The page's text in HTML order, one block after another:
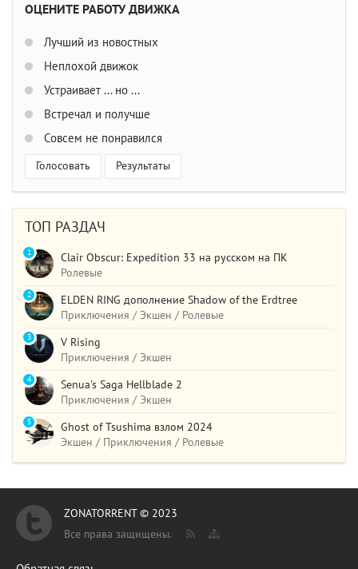
ОЦЕНИТЕ РАБОТУ ДВИЖКА
Лучший из новостных
Неплохой движок
Устраивает ... но ...
Встречал и получше
Совсем не понравился
Голосовать Результаты
ТОП РАЗДАЧ
Clair Obscur: Expedition 33 на русском на ПК
Ролевые
1
ELDEN RING дополнение Shadow of the Erdtree
Приключения / Экшен / Ролевые
2
V Rising
Приключения / Экшен
3
Senua's Saga Hellblade 2
Приключения / Экшен
4
Ghost of Tsushima взлом 2024
Экшен / Приключения / Ролевые
5
ZONATORRENT © 2023
Все права защищены.